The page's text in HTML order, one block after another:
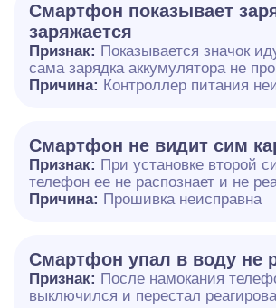
Смартфон показывает
заряжается
Признак: Показывается значок
сама зарядка аккумулятора не
Причина: Контроллер питания
Смартфон не видит сим
Признак: При установке второй
телефон ее не распознает и не
Причина: Прошивка неисправна
Смартфон упал в воду не
Признак: После намокания
выключился и перестал